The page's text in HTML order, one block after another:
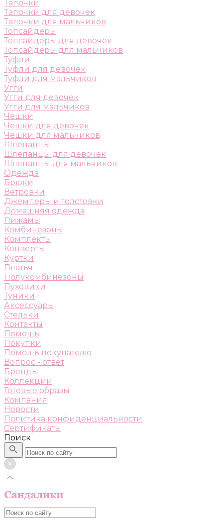
Тапочки
Тапочки для девочек
Тапочки для мальчиков
Топсайдеры
Топсайдеры для девочек
Топсайдеры для мальчиков
Туфли
Туфли для девочек
Туфли для мальчиков
Угги
Угги для девочек
Угги для мальчиков
Чешки
Чешки для девочек
Чешки для мальчиков
Шлепанцы
Шлепанцы для девочек
Шлепанцы для мальчиков
Одежда
Брюки
Ветровки
Джемперы и толстовки
Домашняя одежда
Пижамы
Комбинезоны
Комплекты
Конверты
Куртки
Платья
Полукомбинезоны
Пуховики
Туники
Аксессуары
Стельки
Контакты
Помощь
Покупки
Помощь покупателю
Вопрос - ответ
Бренды
Коллекции
Готовые образы
Компания
Новости
Политика конфиденциальности
Сертификаты
Поиск